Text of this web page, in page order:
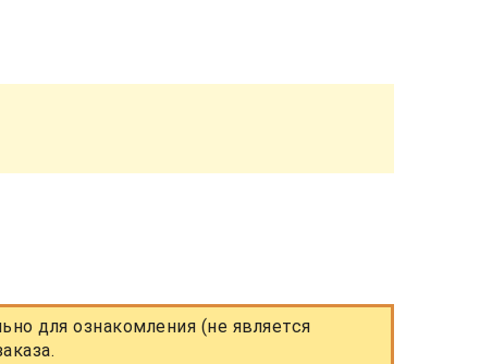
для ознакомления (не является